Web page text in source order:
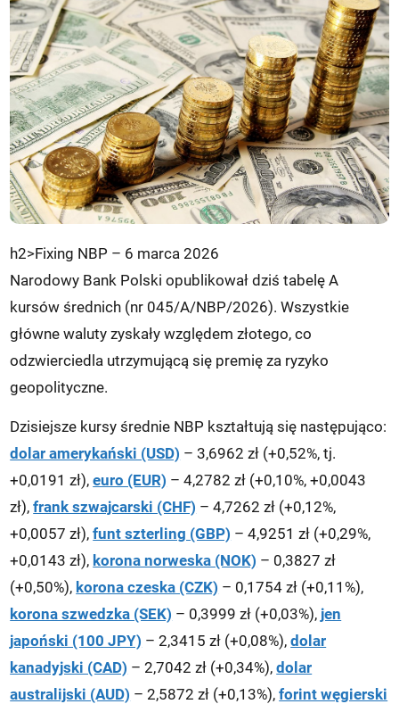
h2>Fixing NBP – 6 marca 2026
Narodowy Bank Polski opublikował dziś tabelę A
kursów średnich (nr 045/A/NBP/2026). Wszystkie
główne waluty zyskały względem złotego, co
odzwierciedla utrzymującą się premię za ryzyko
geopolityczne.
Dzisiejsze kursy średnie NBP kształtują się następująco:
dolar amerykański (USD) – 3,6962 zł (+0,52%, tj.
+0,0191 zł),euro (EUR) – 4,2782 zł (+0,10%, +0,0043
zł),frank szwajcarski (CHF) – 4,7262 zł (+0,12%,
+0,0057 zł),funt szterling (GBP) – 4,9251 zł (+0,29%,
+0,0143 zł), korona norweska (NOK) – 0,3827 zł
(+0,50%), korona czeska (CZK) – 0,1754 zł (+0,11%),
korona szwedzka (SEK) – 0,3999 zł (+0,03%), jen
japoński (100 JPY) – 2,3415 zł (+0,08%),dolar
kanadyjski (CAD) – 2,7042 zł (+0,34%),dolar
australijski (AUD) – 2,5872 zł (+0,13%),forint węgierski